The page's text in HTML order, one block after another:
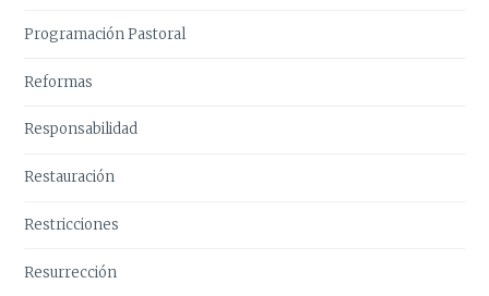
Programación Pastoral
Reformas
Responsabilidad
Restauración
Restricciones
Resurrección